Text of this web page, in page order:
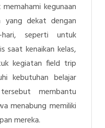
kegunaan
yang dekat dengan
hari, seperti untuk
saat kenaikan kelas,
kegiatan field trip
kebutuhan belajar
membantu
menabung memiliki
mereka.